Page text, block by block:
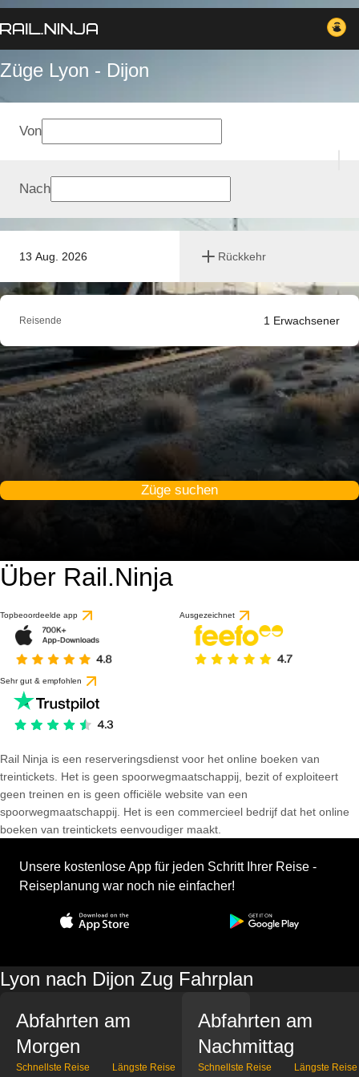
Züge Lyon - Dijon
13 Aug. 2026 Rückkehr
Von
Nach
Reisende 1 Erwachsener
Züge suchen
Über Rail.Ninja
Topbeoordeelde app Ausgezeichnet
Sehr gut & empfohlen
Rail Ninja is een reserveringsdienst voor het online boeken van
treintickets. Het is geen spoorwegmaatschappij, bezit of exploiteert
geen treinen en is geen officiële website van een
spoorwegmaatschappij. Het is een commercieel bedrijf dat het online
boeken van treintickets eenvoudiger maakt.
Unsere kostenlose App für jeden Schritt Ihrer Reise -
Reiseplanung war noch nie einfacher!
Lyon nach Dijon Zug Fahrplan
Abfahrten am
Morgen
Schnellste Reise Längste Reise
Abfahrten am
Nachmittag
Schnellste Reise Längste Reise
basierend auf 1